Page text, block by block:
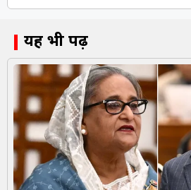
यह भी पढ़ें